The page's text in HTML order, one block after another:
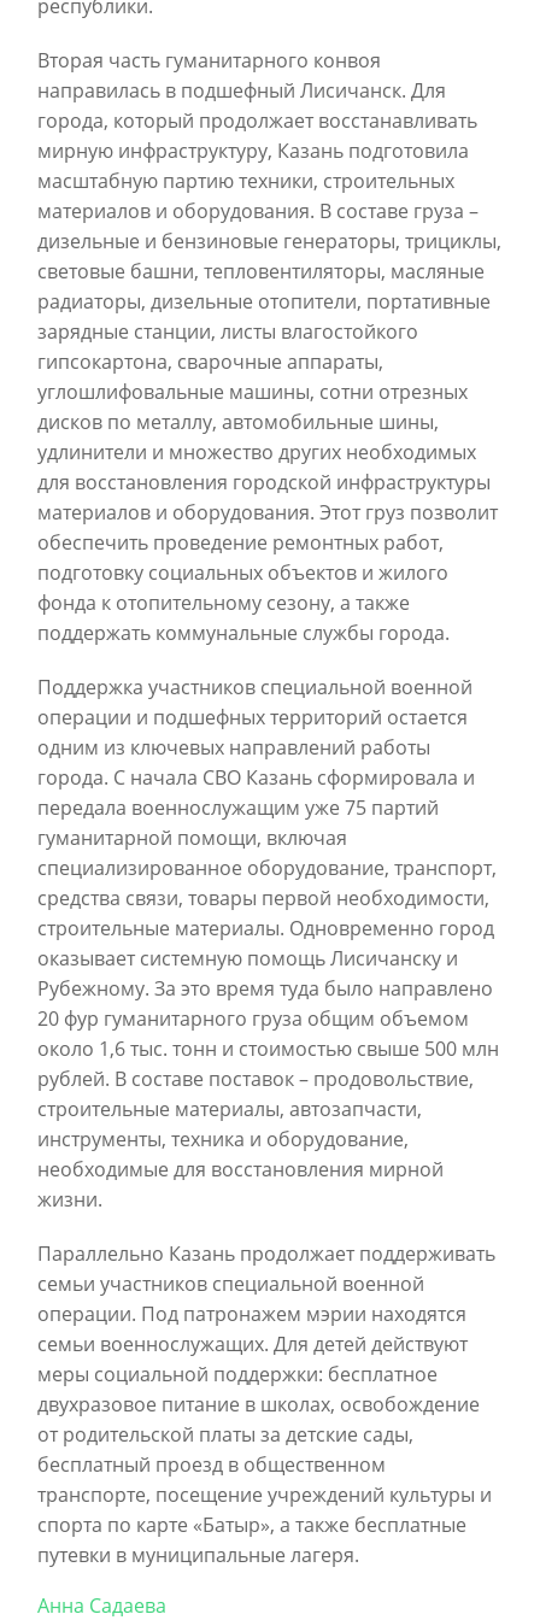
республики.
Вторая часть гуманитарного конвоя
направилась в подшефный Лисичанск. Для
города, который продолжает восстанавливать
мирную инфраструктуру, Казань подготовила
масштабную партию техники, строительных
материалов и оборудования. В составе груза –
дизельные и бензиновые генераторы, трициклы,
световые башни, тепловентиляторы, масляные
радиаторы, дизельные отопители, портативные
зарядные станции, листы влагостойкого
гипсокартона, сварочные аппараты,
углошлифовальные машины, сотни отрезных
дисков по металлу, автомобильные шины,
удлинители и множество других необходимых
для восстановления городской инфраструктуры
материалов и оборудования. Этот груз позволит
обеспечить проведение ремонтных работ,
подготовку социальных объектов и жилого
фонда к отопительному сезону, а также
поддержать коммунальные службы города.
Поддержка участников специальной военной
операции и подшефных территорий остается
одним из ключевых направлений работы
города. С начала СВО Казань сформировала и
передала военнослужащим уже 75 партий
гуманитарной помощи, включая
специализированное оборудование, транспорт,
средства связи, товары первой необходимости,
строительные материалы. Одновременно город
оказывает системную помощь Лисичанску и
Рубежному. За это время туда было направлено
20 фур гуманитарного груза общим объемом
около 1,6 тыс. тонн и стоимостью свыше 500 млн
рублей. В составе поставок – продовольствие,
строительные материалы, автозапчасти,
инструменты, техника и оборудование,
необходимые для восстановления мирной
жизни.
Параллельно Казань продолжает поддерживать
семьи участников специальной военной
операции. Под патронажем мэрии находятся
семьи военнослужащих. Для детей действуют
меры социальной поддержки: бесплатное
двухразовое питание в школах, освобождение
от родительской платы за детские сады,
бесплатный проезд в общественном
транспорте, посещение учреждений культуры и
спорта по карте «Батыр», а также бесплатные
путевки в муниципальные лагеря.
Анна Садаева